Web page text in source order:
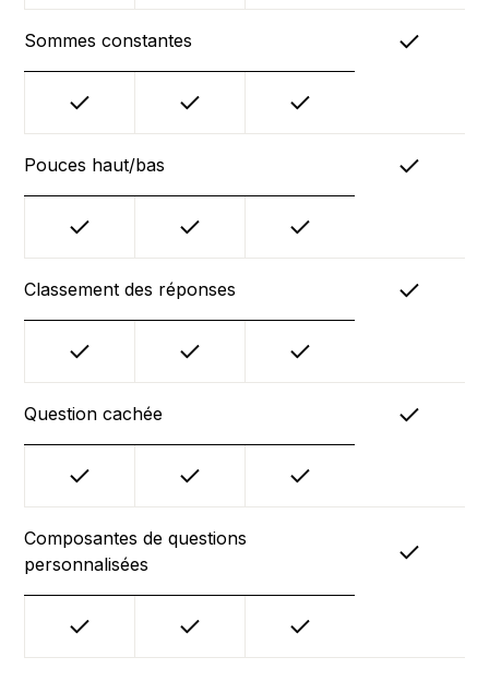
Sommes constantes
Pouces haut/bas
Classement des réponses
Question cachée
Composantes de questions
personnalisées